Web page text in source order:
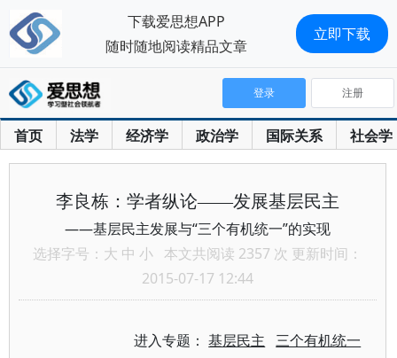
首页 法学 经济学 政治学 国际关系 社会学
登录 注册
李良栋：学者纵论——发展基层民主
——基层民主发展与“三个有机统一”的实现
选择字号： 大 中 小 本文共阅读 2357 次 更新时间：
2015-07-17 12:44
进入专题：基层民主 三个有机统一
下载爱思想APP
随时随地阅读精品文章
立即下载